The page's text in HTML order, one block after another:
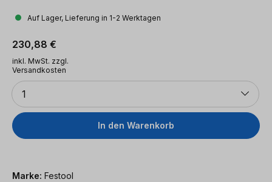
Auf Lager, Lieferung in 1-2 Werktagen
Regulärer Preis:
230,88 €
inkl. MwSt. zzgl.
Versandkosten
Anzahl
1
In den Warenkorb
Marke: Festool